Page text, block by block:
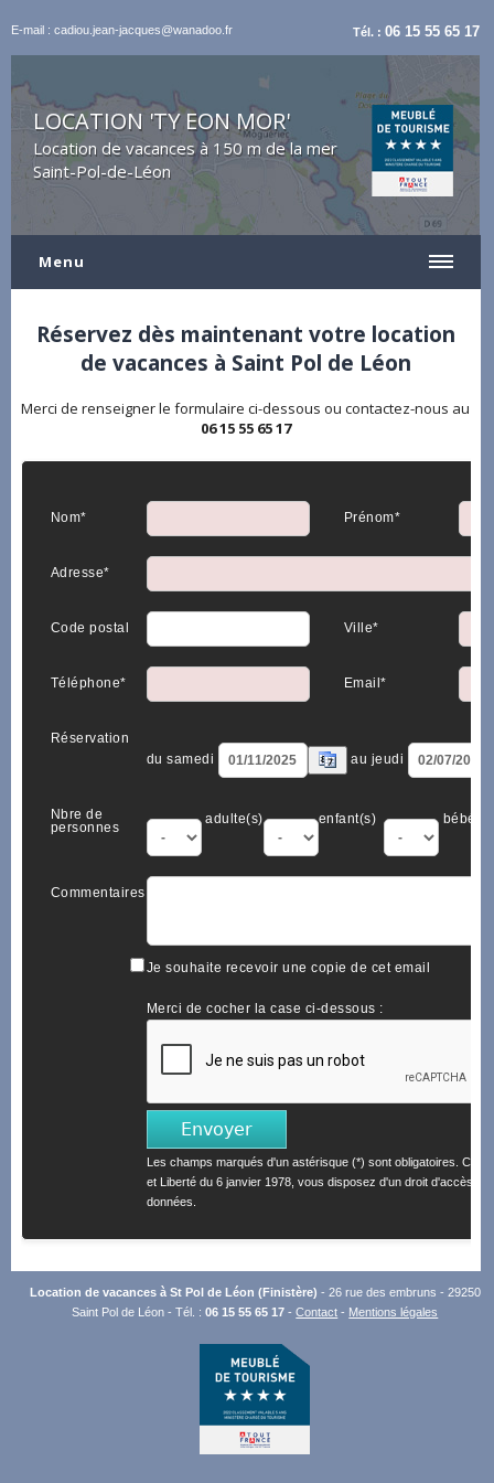
E-mail : cadiou.jean-jacques@wanadoo.fr Tél. :06 15 55 65 17
LOCATION 'TY EON MOR'
Location de vacances à 150 m de la mer
Saint-Pol-de-Léon
Menu
Réservez dès maintenant votre location
de vacances à Saint Pol de Léon
Merci de renseigner le formulaire ci-dessous ou contactez-nous au
06 15 55 65 17
Nom* Prénom*
Adresse*
Code postal Ville*
Téléphone* Email*
Réservation
du samedi
au jeudi
Nbre de
personnes
adulte(s) enfant(s) bébé(s)
Commentaires
Je souhaite recevoir une copie de cet email
Merci de cocher la case ci-dessous :
Les champs marqués d'un astérisque (*) sont obligatoires.
et Liberté du 6 janvier 1978, vous disposez d'un droit d'accès et
données.
Location de vacances à St Pol de Léon (Finistère) - 26 rue des embruns - 29250
Saint Pol de Léon - Tél. :06 15 55 65 17 -Contact - Mentions légales